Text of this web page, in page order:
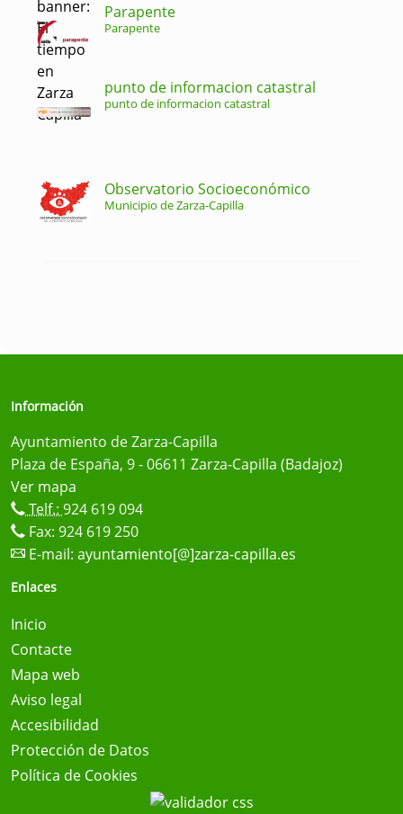
Parapente
Parapente
punto de informacion catastral
punto de informacion catastral
Observatorio Socioeconómico
Municipio de Zarza-Capilla
Información
Ayuntamiento de Zarza-Capilla
Plaza de España, 9 - 06611 Zarza-Capilla (Badajoz)
Ver mapa
Telf.: 924 619 094
Fax: 924 619 250
E-mail: ayuntamiento[@]zarza-capilla.es
Enlaces
Inicio
Contacte
Mapa web
Aviso legal
Accesibilidad
Protección de Datos
Política de Cookies